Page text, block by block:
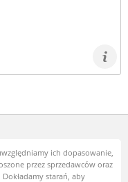
ich dopasowanie,
przez sprzedawców oraz
starań, aby